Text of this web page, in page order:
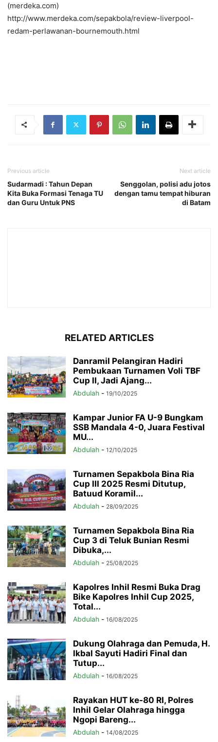
(merdeka.com)
http://www.merdeka.com/sepakbola/review-liverpool-
redam-perlawanan-bournemouth.html
Previous article
Sudarmadi : Tahun Depan
Kita Buka Formasi Tenaga TU
dan Guru Untuk PNS
Next article
Senggolan, polisi adu jotos
dengan tamu tempat hiburan
di Batam
RELATED ARTICLES
Danramil Pelangiran Hadiri
Pembukaan Turnamen Voli TBF
Cup II, Jadi Ajang...
Abdulah - 19/10/2025
Kampar Junior FA U-9 Bungkam
SSB Mandala 4-0, Juara Festival
MU...
Abdulah - 12/10/2025
Turnamen Sepakbola Bina Ria
Cup III 2025 Resmi Ditutup,
Batuud Koramil...
Abdulah - 28/09/2025
Turnamen Sepakbola Bina Ria
Cup 3 di Teluk Bunian Resmi
Dibuka,...
Abdulah - 25/08/2025
Kapolres Inhil Resmi Buka Drag
Bike Kapolres Inhil Cup 2025,
Total...
Abdulah - 16/08/2025
Dukung Olahraga dan Pemuda, H.
Ikbal Sayuti Hadiri Final dan
Tutup...
Abdulah - 16/08/2025
Rayakan HUT ke-80 RI, Polres
Inhil Gelar Olahraga hingga
Ngopi Bareng...
Abdulah - 14/08/2025